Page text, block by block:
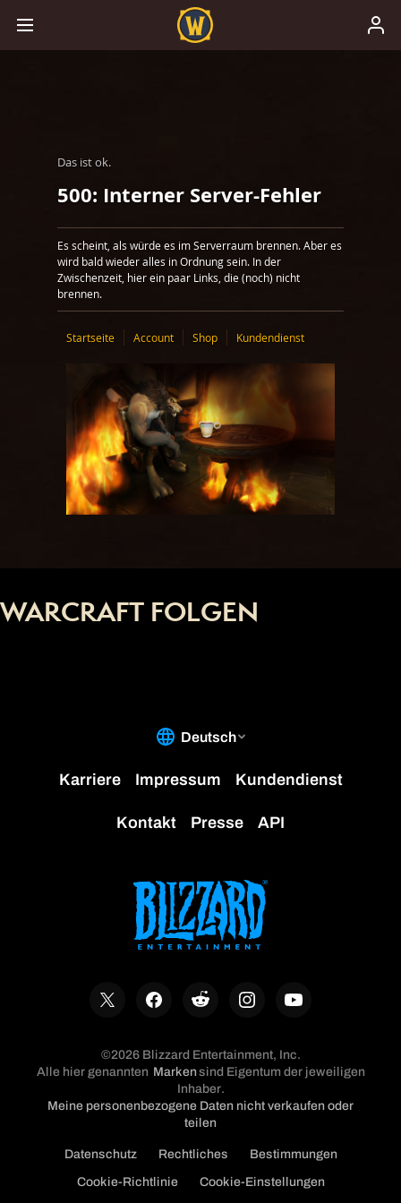
Das ist ok.
500: Interner Server-Fehler
Es scheint, als würde es im Serverraum brennen. Aber es
wird bald wieder alles in Ordnung sein. In der
Zwischenzeit, hier ein paar Links, die (noch) nicht
brennen.
Startseite Account Shop Kundendienst
WARCRAFT FOLGEN